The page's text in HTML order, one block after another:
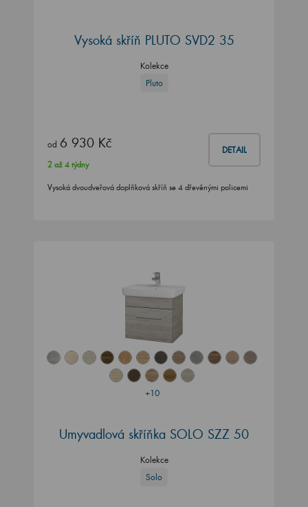
Vysoká skříň PLUTO SVD2 35
Kolekce
Pluto
od 6 930 Kč DETAIL
2 až 4 týdny
Vysoká dvoudveřová doplňková skříň se 4 dřevěnými policemi
+10
Umyvadlová skříňka SOLO SZZ 50
Kolekce
Solo